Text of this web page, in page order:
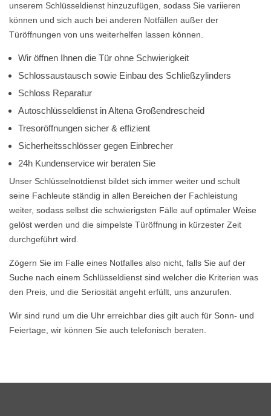
unserem Schlüsseldienst hinzuzufügen, sodass Sie variieren
können und sich auch bei anderen Notfällen außer der
Türöffnungen von uns weiterhelfen lassen können.
Wir öffnen Ihnen die Tür ohne Schwierigkeit
Schlossaustausch sowie Einbau des Schließzylinders
Schloss Reparatur
Autoschlüsseldienst in Altena Großendrescheid
Tresoröffnungen sicher & effizient
Sicherheitsschlösser gegen Einbrecher
24h Kundenservice wir beraten Sie
Unser Schlüsselnotdienst bildet sich immer weiter und schult
seine Fachleute ständig in allen Bereichen der Fachleistung
weiter, sodass selbst die schwierigsten Fälle auf optimaler Weise
gelöst werden und die simpelste Türöffnung in kürzester Zeit
durchgeführt wird.
Zögern Sie im Falle eines Notfalles also nicht, falls Sie auf der
Suche nach einem Schlüsseldienst sind welcher die Kriterien was
den Preis, und die Seriosität angeht erfüllt, uns anzurufen.
Wir sind rund um die Uhr erreichbar dies gilt auch für Sonn- und
Feiertage, wir können Sie auch telefonisch beraten.